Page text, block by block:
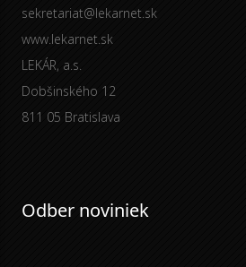
sekretariat@lekarnet.sk
www.lekarnet.sk
LEKÁR, a.s.
Dobšinského 12
811 05 Bratislava
Odber noviniek